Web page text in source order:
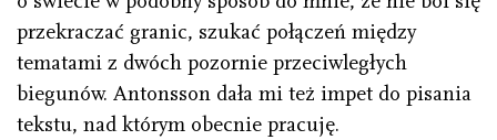
przekraczać granic, szukać połączeń między
tematami z dwóch pozornie przeciwległych
biegunów. Antonsson dała mi też impet do pisania
tekstu, nad którym obecnie pracuję.